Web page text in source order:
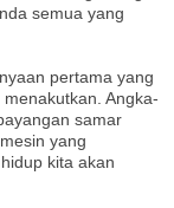
semua yang
pertama yang
Angka-
samar
yang
kita akan